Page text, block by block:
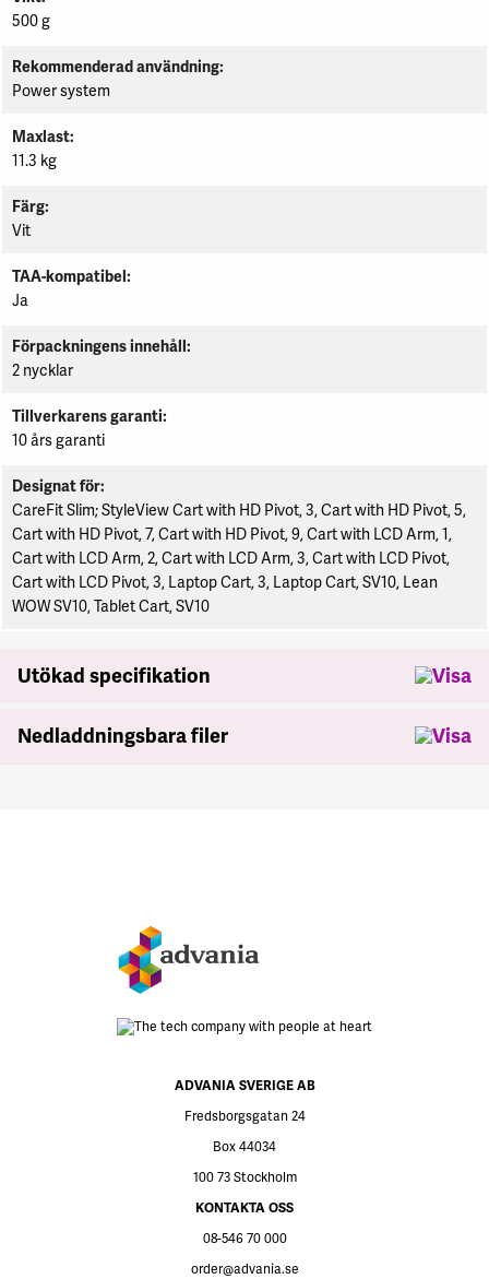
500 g
Rekommenderad användning
Power system
Maxlast
11.3 kg
Färg
Vit
TAA-kompatibel
Ja
Förpackningens innehåll
2 nycklar
Tillverkarens garanti
10 års garanti
Designat för
CareFit Slim; StyleView Cart with HD Pivot, 3, Cart with HD Pivot, 5,
Cart with HD Pivot, 7, Cart with HD Pivot, 9, Cart with LCD Arm, 1,
Cart with LCD Arm, 2, Cart with LCD Arm, 3, Cart with LCD Pivot,
Cart with LCD Pivot, 3, Laptop Cart, 3, Laptop Cart, SV10, Lean
WOW SV10, Tablet Cart, SV10
Utökad specifikation
Nedladdningsbara filer
ADVANIA SVERIGE AB
Fredsborgsgatan 24
Box 44034
100 73 Stockholm
KONTAKTA OSS
08-546 70 000
order@advania.se